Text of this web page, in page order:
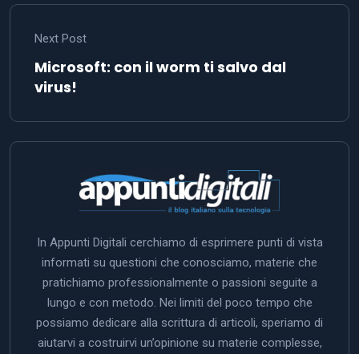
Next Post
Microsoft: con il worm ti salvo dal
virus!
In Appunti Digitali cerchiamo di esprimere punti di vista
informati su questioni che conosciamo, materie che
pratichiamo professionalmente o passioni seguite a
lungo e con metodo. Nei limiti del poco tempo che
possiamo dedicare alla scrittura di articoli, speriamo di
aiutarvi a costruirvi un’opinione su materie complesse,